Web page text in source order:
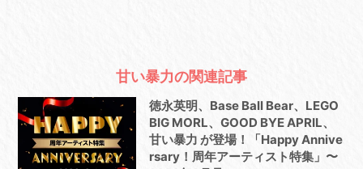
甘い暴力の関連記事
徳永英明、Base Ball Bear、LEGO
BIG MORL、GOOD BYE APRIL、
甘い暴力 が登場！「Happy Annive
rsary！周年アーティスト特集」〜